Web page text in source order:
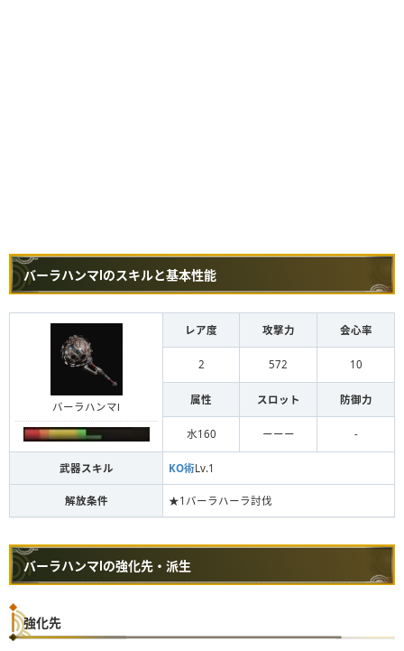
バーラハンマⅠのスキルと基本性能
バーラハンマⅠ
レア度 攻撃力 会心率
2 572 10
属性 スロット 防御力
水160 ーーー -
武器スキル KO術Lv.1
解放条件 ★1バーラハーラ討伐
バーラハンマⅠの強化先・派生
強化先